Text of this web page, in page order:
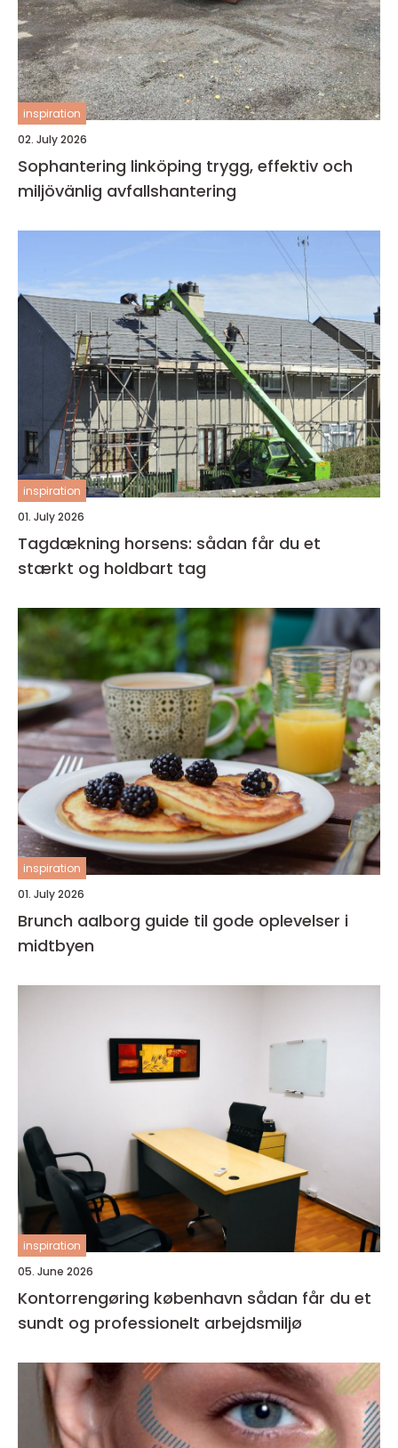
inspiration
02. July 2026
Sophantering linköping trygg, effektiv och
miljövänlig avfallshantering
inspiration
01. July 2026
Tagdækning horsens: sådan får du et
stærkt og holdbart tag
inspiration
01. July 2026
Brunch aalborg guide til gode oplevelser i
midtbyen
inspiration
05. June 2026
Kontorrengøring københavn sådan får du et
sundt og professionelt arbejdsmiljø